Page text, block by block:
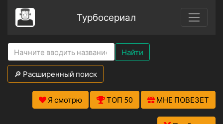
Турбосериал
Найти
🔎 Расширенный поиск
Я смотрю ТОП 50 МНЕ ПОВЕЗЕТ